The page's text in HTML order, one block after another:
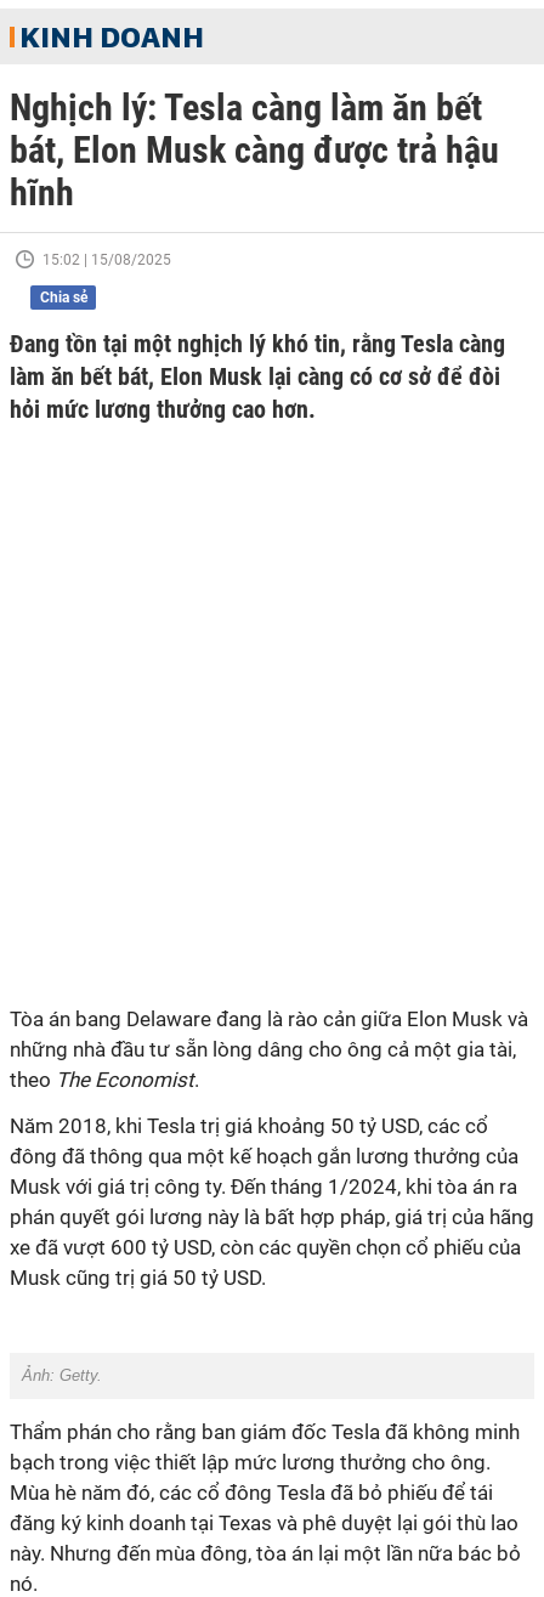
KINH DOANH
Nghịch lý: Tesla càng làm ăn bết
bát, Elon Musk càng được trả hậu
hĩnh
15:02 | 15/08/2025
Chia sẻ
Đang tồn tại một nghịch lý khó tin, rằng Tesla càng
làm ăn bết bát, Elon Musk lại càng có cơ sở để đòi
hỏi mức lương thưởng cao hơn.
Tòa án bang Delaware đang là rào cản giữa Elon Musk và
những nhà đầu tư sẵn lòng dâng cho ông cả một gia tài,
theo The Economist.
Năm 2018, khi Tesla trị giá khoảng 50 tỷ USD, các cổ
đông đã thông qua một kế hoạch gắn lương thưởng của
Musk với giá trị công ty. Đến tháng 1/2024, khi tòa án ra
phán quyết gói lương này là bất hợp pháp, giá trị của hãng
xe đã vượt 600 tỷ USD, còn các quyền chọn cổ phiếu của
Musk cũng trị giá 50 tỷ USD.
Ảnh: Getty.
Thẩm phán cho rằng ban giám đốc Tesla đã không minh
bạch trong việc thiết lập mức lương thưởng cho ông.
Mùa hè năm đó, các cổ đông Tesla đã bỏ phiếu để tái
đăng ký kinh doanh tại Texas và phê duyệt lại gói thù lao
này. Nhưng đến mùa đông, tòa án lại một lần nữa bác bỏ
nó.